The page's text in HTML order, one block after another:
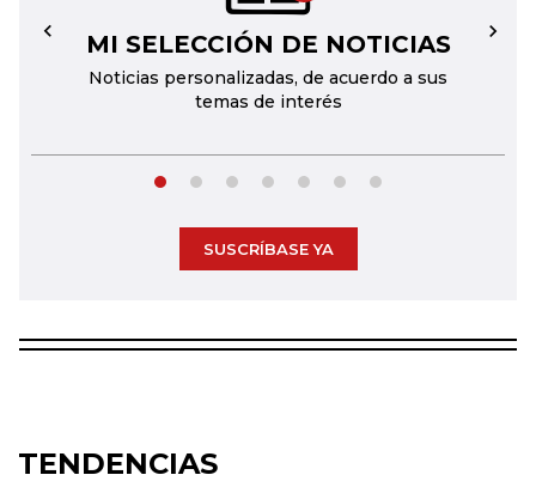
MI SELECCIÓN DE NOTICIAS
Noticias personalizadas, de acuerdo a sus
temas de interés
← →
SUSCRÍBASE YA
TENDENCIAS